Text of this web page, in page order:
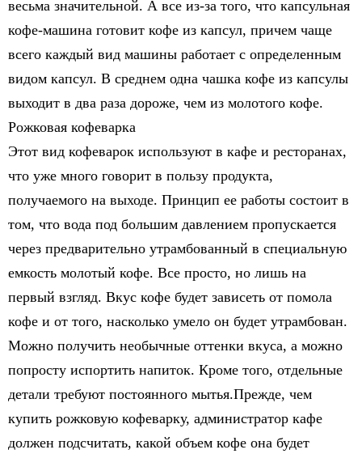
весьма значительной. А все из-за того, что капсульная
кофе-машина готовит кофе из капсул, причем чаще
всего каждый вид машины работает с определенным
видом капсул. В среднем одна чашка кофе из капсулы
выходит в два раза дороже, чем из молотого кофе.
Рожковая кофеварка
Этот вид кофеварок используют в кафе и ресторанах,
что уже много говорит в пользу продукта,
получаемого на выходе. Принцип ее работы состоит в
том, что вода под большим давлением пропускается
через предварительно утрамбованный в специальную
емкость молотый кофе. Все просто, но лишь на
первый взгляд. Вкус кофе будет зависеть от помола
кофе и от того, насколько умело он будет утрамбован.
Можно получить необычные оттенки вкуса, а можно
попросту испортить напиток. Кроме того, отдельные
детали требуют постоянного мытья.Прежде, чем
купить рожковую кофеварку, администратор кафе
должен подсчитать, какой объем кофе она будет